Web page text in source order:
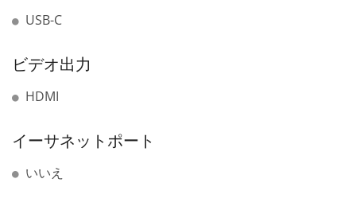
USB-C
ビデオ出力
HDMI
イーサネットポート
いいえ